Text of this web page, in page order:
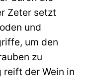
Zeter setzt
und
um den
zu
reift der Wein in